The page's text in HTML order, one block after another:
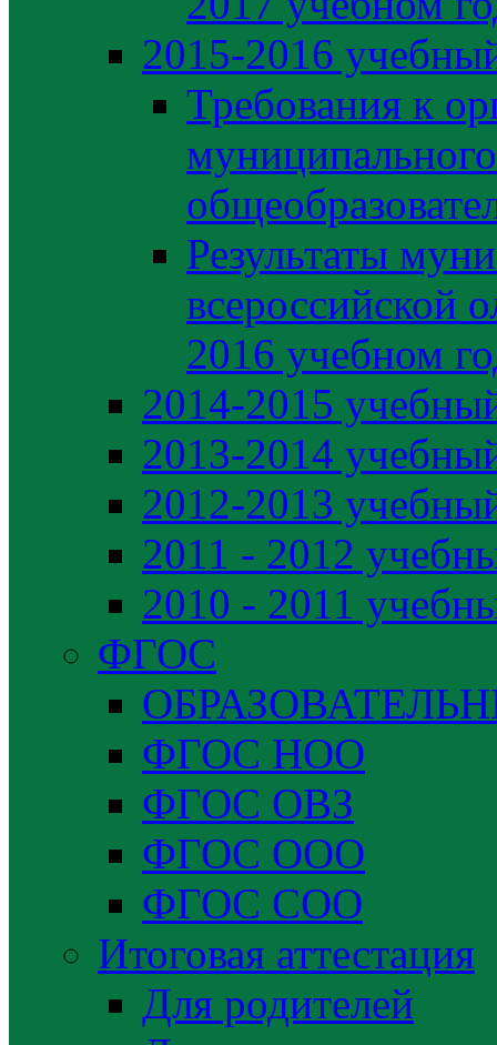
2015-2016
Требования к
Результаты
всероссийской
2016 учебном
2014-2015
2013-2014
2012-2013
2011 - 2012
2010 - 2011
ФГОС
ФГОС НОО
ФГОС ОВЗ
ФГОС ООО
ФГОС СОО
Итоговая аттестация
Для родителей